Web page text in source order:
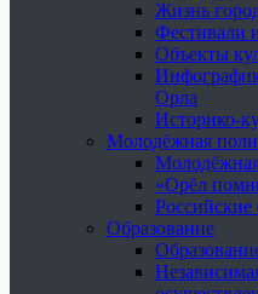
Жизнь
Фестивали
Объекты
Орла
Историко-
Молодёжная
«Орёл
Российские
Образование